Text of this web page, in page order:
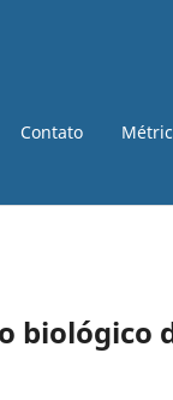
Contato
biológico